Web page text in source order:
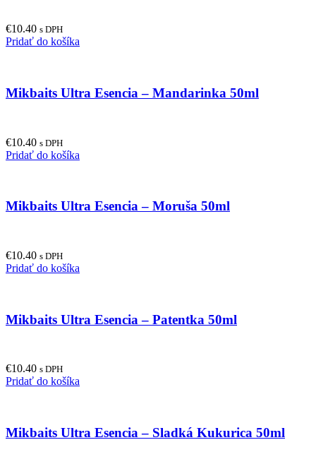
€10.40 s DPH
Pridať do košíka
Mikbaits Ultra Esencia – Mandarinka 50ml
€10.40 s DPH
Pridať do košíka
Mikbaits Ultra Esencia – Moruša 50ml
€10.40 s DPH
Pridať do košíka
Mikbaits Ultra Esencia – Patentka 50ml
€10.40 s DPH
Pridať do košíka
Mikbaits Ultra Esencia – Sladká Kukurica 50ml